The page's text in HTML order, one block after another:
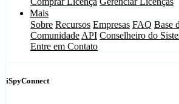
Mais
Sobre Recursos Empresas FAQ Base
Comunidade API Conselheiro do
Entre em Contato
iSpyConnect